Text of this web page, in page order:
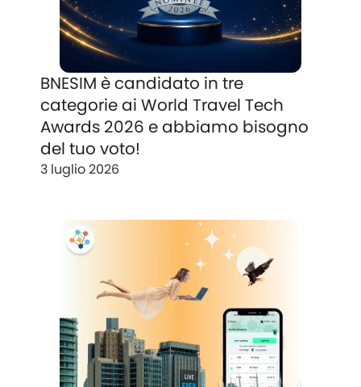
BNESIM è candidato in tre
categorie ai World Travel Tech
Awards 2026 e abbiamo bisogno
del tuo voto!
3 luglio 2026